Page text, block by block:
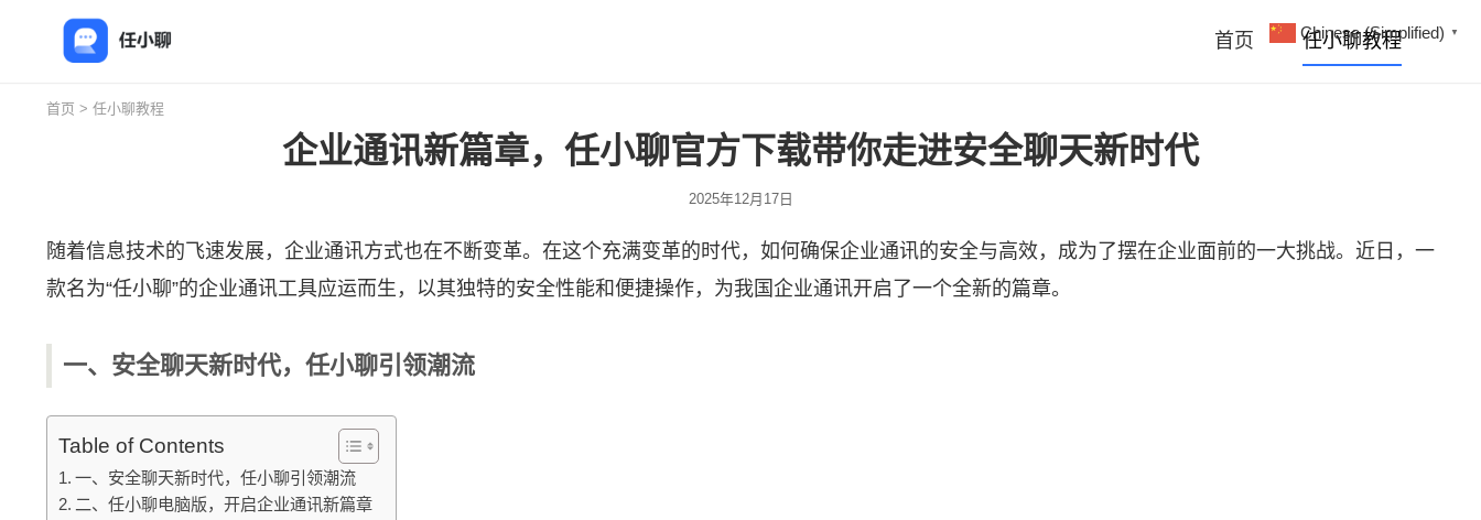
首页 任小聊教程
首页 > 任小聊教程
企业通讯新篇章，任小聊官方下载带你走进安全聊天新时代
2025年12月17日
随着信息技术的飞速发展，企业通讯方式也在不断变革。在这个充满变革的时代，如何确保企业通讯的安全与高效，成为了摆在企业面前的一大挑战。近日，一
款名为“任小聊”的企业通讯工具应运而生，以其独特的安全性能和便捷操作，为我国企业通讯开启了一个全新的篇章。
一、安全聊天新时代，任小聊引领潮流
Table of Contents
一、安全聊天新时代，任小聊引领潮流
二、任小聊电脑版，开启企业通讯新篇章
Chinese (Simplified) ▼